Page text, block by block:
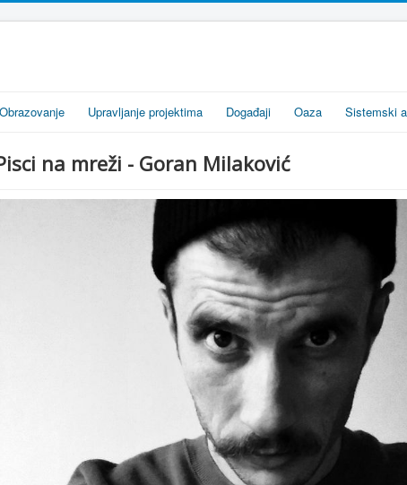
Obrazovanje Upravljanje projektima Događaji Oaza Sistemski
na mreži - Goran Milaković